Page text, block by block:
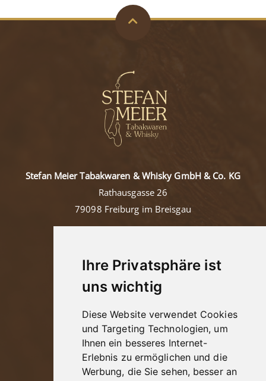
Ihre Privatsphäre ist
uns wichtig
Diese Website verwendet Cookies
und Targeting Technologien, um
Ihnen ein besseres Internet-
Erlebnis zu ermöglichen und die
Werbung, die Sie sehen, besser an
Stefan Meier Tabakwaren & Whisky GmbH & Co. KG
Rathausgasse 26
79098 Freiburg im Breisgau
Mail:
contact@tabakmeier.com
Kontakt
Impressum
Datenschutz
AGB
Jugendschutz